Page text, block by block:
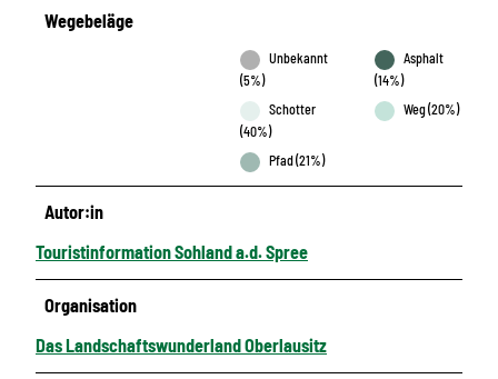
Wegebeläge
Unbekannt
(5%)
Asphalt
(14%)
Schotter
(40%)
Weg (20%)
Pfad (21%)
Autor:in
Touristinformation Sohland a.d. Spree
Organisation
Das Landschaftswunderland Oberlausitz